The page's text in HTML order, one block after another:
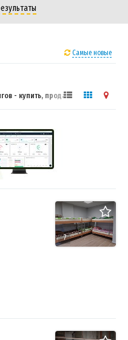
Самые новые
- купить, продать готовый
7